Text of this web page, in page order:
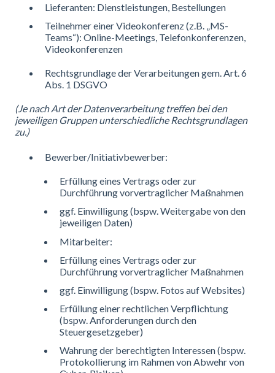
Lieferanten: Dienstleistungen, Bestellungen
Teilnehmer einer Videokonferenz (z.B. „MS-
Teams“): Online-Meetings, Telefonkonferenzen,
Videokonferenzen
Rechtsgrundlage der Verarbeitungen gem. Art. 6
Abs. 1 DSGVO
(Je nach Art der Datenverarbeitung treffen bei den
jeweiligen Gruppen unterschiedliche Rechtsgrundlagen
zu.)
Bewerber/Initiativbewerber:
Erfüllung eines Vertrags oder zur
Durchführung vorvertraglicher Maßnahmen
ggf. Einwilligung (bspw. Weitergabe von den
jeweiligen Daten)
Mitarbeiter:
Erfüllung eines Vertrags oder zur
Durchführung vorvertraglicher Maßnahmen
ggf. Einwilligung (bspw. Fotos auf Websites)
Erfüllung einer rechtlichen Verpflichtung
(bspw. Anforderungen durch den
Steuergesetzgeber)
Wahrung der berechtigten Interessen (bspw.
Protokollierung im Rahmen von Abwehr von